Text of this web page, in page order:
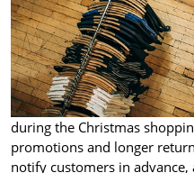
during the Christmas
promotions and longer
notify customers in